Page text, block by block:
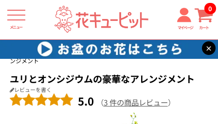
メニュー マイページ カート
0
×
花キューピット お祝い
【お祝い】ユリとオンシジウムの豪華なアレ
ンジメント
ユリとオンシジウムの豪華なアレンジメント
レビューを書く
5.0 （3 件の商品レビュー）